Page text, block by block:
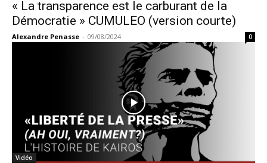
« La transparence est le carburant de la
Démocratie » CUMULEO (version courte)
Alexandre Penasse - 09/08/2024 0
Vidéo